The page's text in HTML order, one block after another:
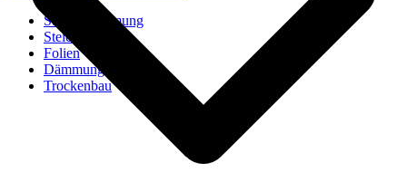
Steico Dämmung
Steico Zubehör
Folien
Dämmung
Trockenbau